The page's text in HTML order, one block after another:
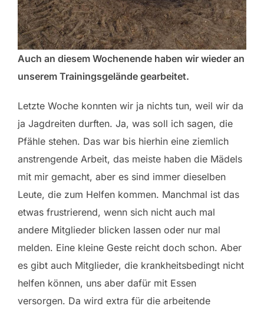
Auch an diesem Wochenende haben wir wieder an
unserem Trainingsgelände gearbeitet.
Letzte Woche konnten wir ja nichts tun, weil wir da
ja Jagdreiten durften. Ja, was soll ich sagen, die
Pfähle stehen. Das war bis hierhin eine ziemlich
anstrengende Arbeit, das meiste haben die Mädels
mit mir gemacht, aber es sind immer dieselben
Leute, die zum Helfen kommen. Manchmal ist das
etwas frustrierend, wenn sich nicht auch mal
andere Mitglieder blicken lassen oder nur mal
melden. Eine kleine Geste reicht doch schon. Aber
es gibt auch Mitglieder, die krankheitsbedingt nicht
helfen können, uns aber dafür mit Essen
versorgen. Da wird extra für die arbeitende